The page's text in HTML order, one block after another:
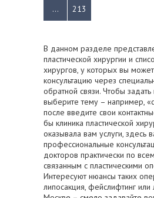
... 213
В данном разделе
пластической хирургии и
хирургов, у которых вы
консультацию через
обратной связи. Чтобы задать
выберите тему – например,
после введите свои
бы клиника пластической
оказывала вам услуги, здесь
профессиональные
докторов практически по
связанным с пластическими
Интересуют нюансы таких
липосакция, фейслифтинг или